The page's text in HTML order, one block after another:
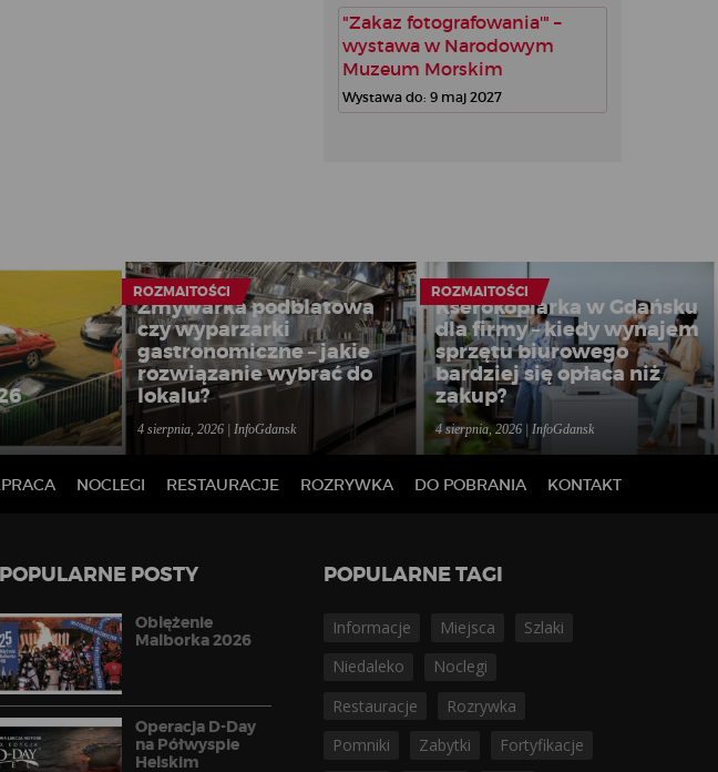
"Zakaz fotografowania'" –
wystawa w Narodowym
Muzeum Morskim
Wystawa do: 9 maj 2027
ROZMAITOŚCI
Zmywarka podblatowa
czy wyparzarki
gastronomiczne – jakie
rozwiązanie wybrać do
lokalu?
4 sierpnia, 2026 | InfoGdansk
ROZMAITOŚCI
Kserokopiarka w Gdańsku
dla firmy – kiedy wynajem
sprzętu biurowego
bardziej się opłaca niż
zakup?
4 sierpnia, 2026 | InfoGdansk
NOCLEGI RESTAURACJE ROZRYWKA DO POBRANIA KONTAKT
POPULARNE POSTY
Oblężenie
Malborka 2026
Operacja D-Day
na Półwyspie
Helskim
POPULARNE TAGI
Informacje Miejsca
Szlaki
Niedaleko
Noclegi
Restauracje
Rozrywka
Pomniki
Zabytki Fortyfikacje